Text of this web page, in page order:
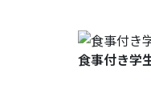
食事付き学